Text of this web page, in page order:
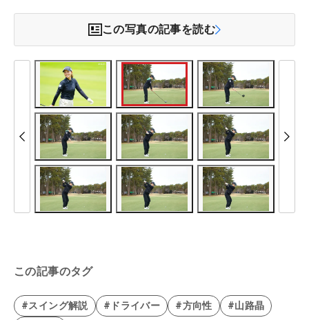
この写真の記事を読む
この記事のタグ
#スイング解説 #ドライバー #方向性
#山路晶